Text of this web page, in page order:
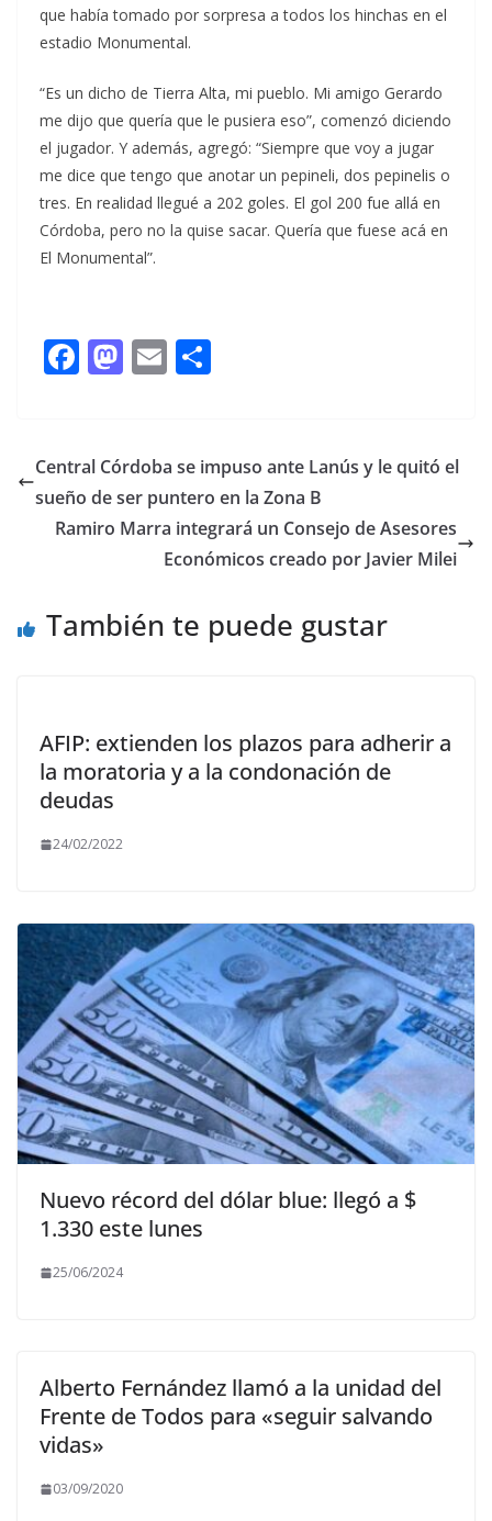
que había tomado por sorpresa a todos los hinchas en el
estadio Monumental.
“Es un dicho de Tierra Alta, mi pueblo. Mi amigo Gerardo
me dijo que quería que le pusiera eso”, comenzó diciendo
el jugador. Y además, agregó: “Siempre que voy a jugar
me dice que tengo que anotar un pepineli, dos pepinelis o
tres. En realidad llegué a 202 goles. El gol 200 fue allá en
Córdoba, pero no la quise sacar. Quería que fuese acá en
El Monumental”.
F
b
o
o
M
d
o
n
E
l p
ar
ti
r
Central Córdoba se impuso ante Lanús y le quitó el
sueño de ser puntero en la Zona B
Ramiro Marra integrará un Consejo de Asesores
Económicos creado por Javier Milei
También te puede gustar
AFIP: extienden los plazos para adherir a
la moratoria y a la condonación de
deudas
24/02/2022
Nuevo récord del dólar blue: llegó a $
1.330 este lunes
25/06/2024
Alberto Fernández llamó a la unidad del
Frente de Todos para «seguir salvando
vidas»
03/09/2020